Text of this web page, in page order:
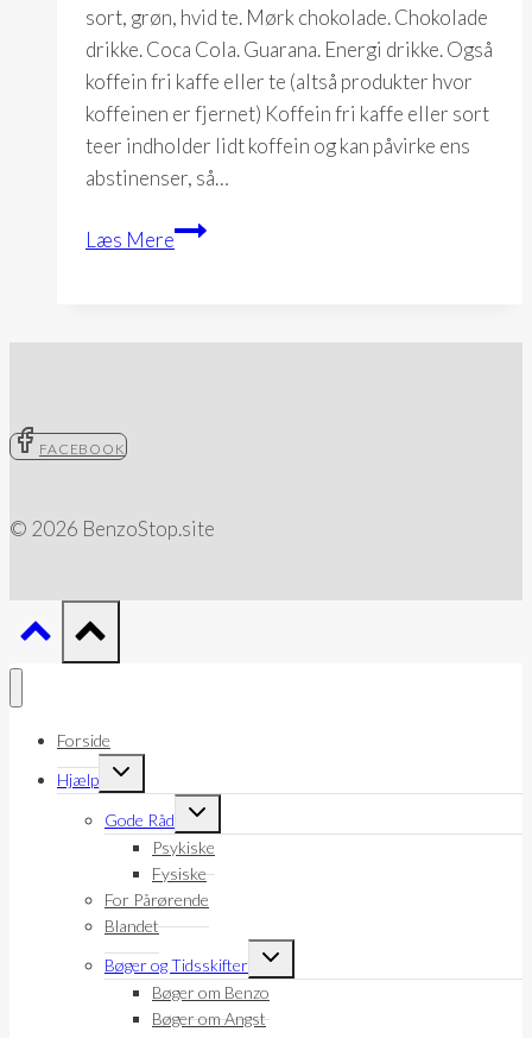
sort, grøn, hvid te. Mørk chokolade. Chokolade
drikke. Coca Cola. Guarana. Energi drikke. Også
koffein fri kaffe eller te (altså produkter hvor
koffeinen er fjernet) Koffein fri kaffe eller sort
teer indholder lidt koffein og kan påvirke ens
abstinenser, så…
Læs MereUndgå…
FACEBOOK
© 2026 BenzoStop.site
Forside
Hjælp
Skift
undermenu
Gode Råd
Skift
undermenu
Psykiske
Fysiske
For Pårørende
Blandet
Bøger og Tidsskifter
Skift
undermenu
Bøger om Benzo
Bøger om Angst